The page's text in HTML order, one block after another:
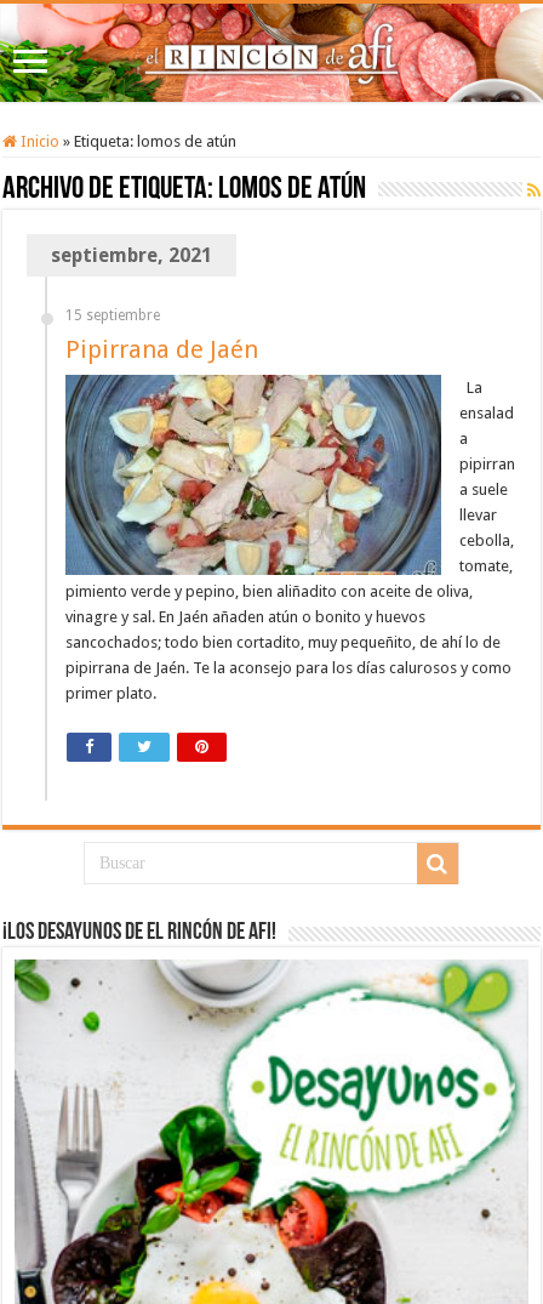
Inicio » Etiqueta: lomos de atún
Archivo de etiqueta: lomos de atún
septiembre, 2021
15 septiembre
Pipirrana de Jaén
La
ensalad
a
pipirran
a suele
llevar
cebolla,
tomate,
pimiento verde y pepino, bien aliñadito con aceite de oliva,
vinagre y sal. En Jaén añaden atún o bonito y huevos
sancochados; todo bien cortadito, muy pequeñito, de ahí lo de
pipirrana de Jaén. Te la aconsejo para los días calurosos y como
primer plato.
¡Los desayunos de El Rincón de Afi!